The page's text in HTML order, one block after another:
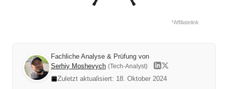
*Affiliatelink
Fachliche Analyse & Prüfung von
Serhiy Moshevych (Tech-Analyst)
Zuletzt aktualisiert: 18. Oktober 2024